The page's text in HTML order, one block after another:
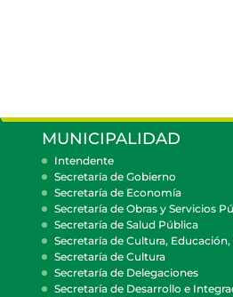
MUNICIPALIDAD
Intendente
Secretaría de Gobierno
Secretaría de Economía
Secretaría de Obras y Servicios
Secretaría de Salud Pública
Secretaría de Cultura,
Secretaría de Cultura
Secretaría de Delegaciones
Secretaría de Desarrollo e